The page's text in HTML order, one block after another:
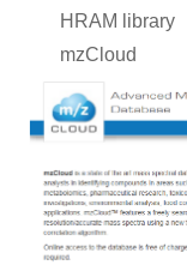
HRAM library
mzCloud